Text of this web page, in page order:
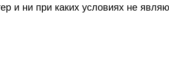
и ни при каких условиях не